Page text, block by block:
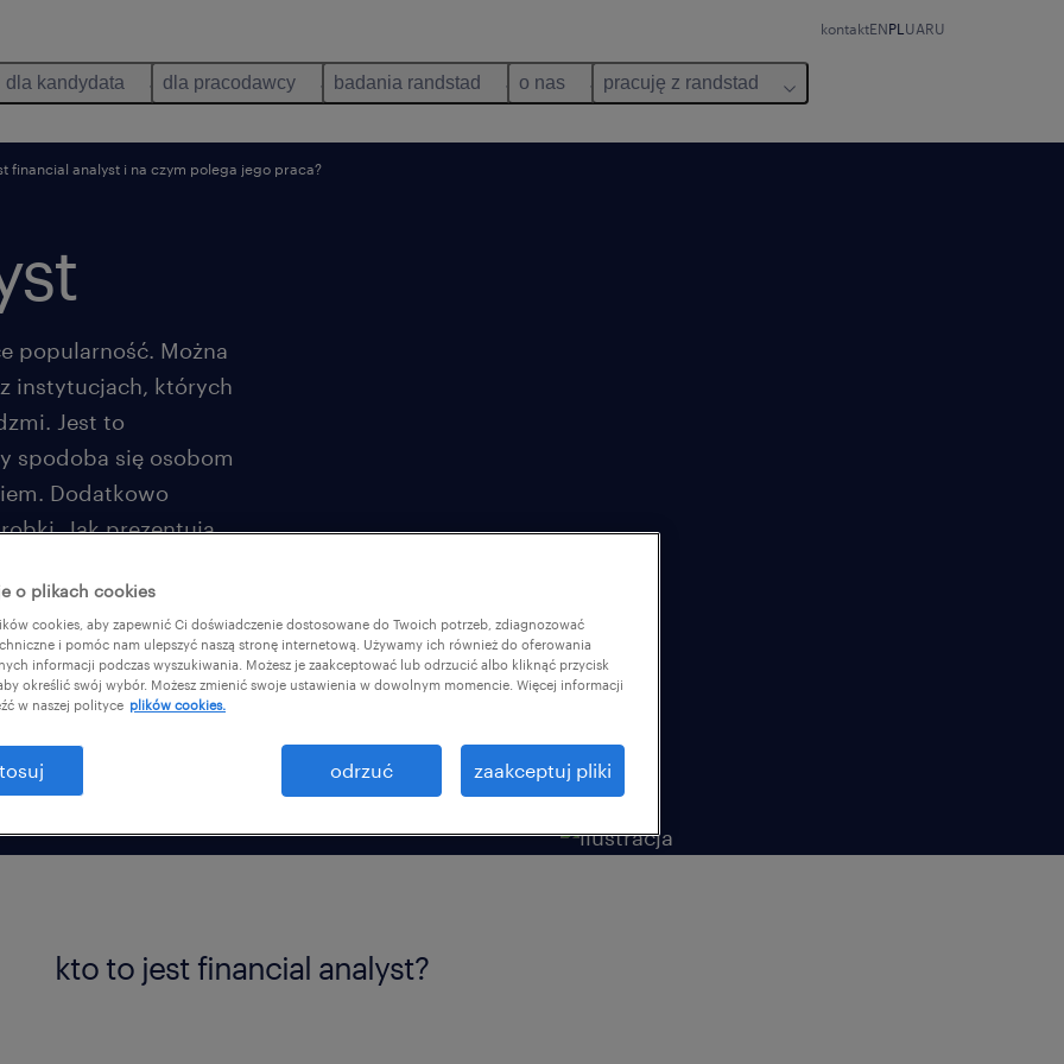
kontaktENPL UARU
dla kandydata dla pracodawcy badania randstad o nas pracuję z randstad
financial analyst i na czym polega jego praca?
popularność. Można
instytucjach, których
Jest to
spodoba się osobom
Dodatkowo
Jak prezentują
na stanowisku
wykonywać tę
kto to jest financial analyst?
o plikach cookies
cookies, aby zapewnić Ci doświadczenie dostosowane do Twoich potrzeb, zdiagnozować
i pomóc nam ulepszyć naszą stronę internetową. Używamy ich również do oferowania
informacji podczas wyszukiwania. Możesz je zaakceptować lub odrzucić albo kliknąć przycisk
aby określić swój wybór. Możesz zmienić swoje ustawienia w dowolnym momencie. Więcej informacji
w naszej polityce plików cookies.
odrzuć zaakceptuj pliki